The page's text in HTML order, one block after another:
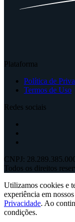
Plataforma
Política de
Termos de Uso
Redes sociais
CNPJ:
Todos os direitos
Utilizamos cookies e
experiência em
Privacidade. Ao
condições.